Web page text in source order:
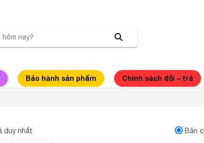
Bảo hành sản phẩm Chính sách đổi – trả
duy nhất Bán